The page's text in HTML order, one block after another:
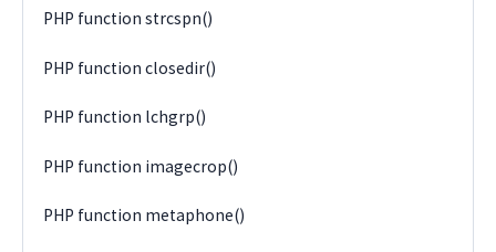
PHP function strcspn()
PHP function closedir()
PHP function lchgrp()
PHP function imagecrop()
PHP function metaphone()